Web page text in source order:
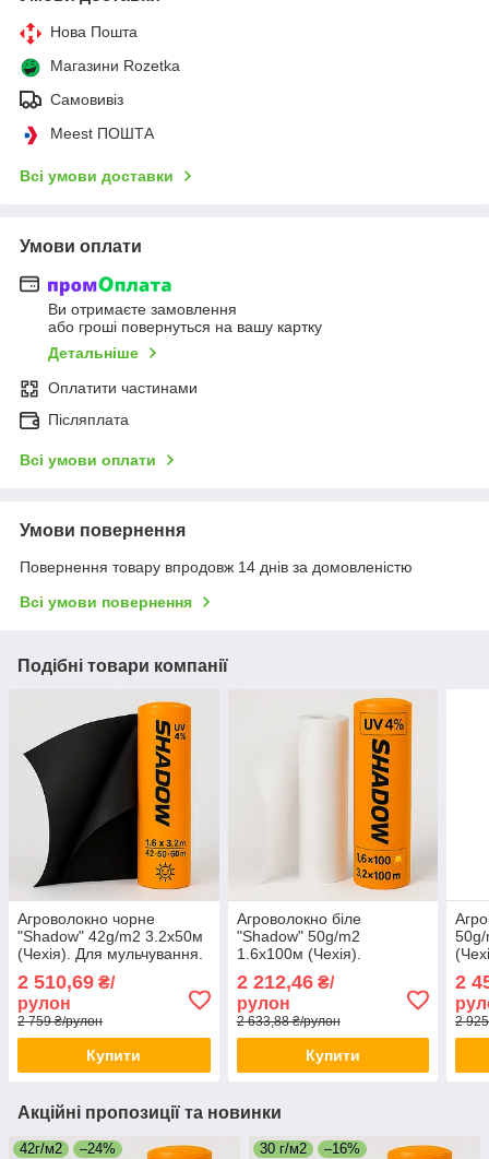
Нова Пошта
Магазини Rozetka
Самовивіз
Meest ПОШТА
Всі умови доставки
Умови оплати
Ви отримаєте замовлення
або гроші повернуться на вашу картку
Детальніше
Оплатити частинами
Післяплата
Всі умови оплати
Умови повернення
Повернення товару впродовж 14 днів за домовленістю
Всі умови повернення
Подібні товари компанії
Агроволокно чорне
"Shadow" 42g/m2 3.2х50м
(Чехія). Для мульчування.
2 510,69 ₴/
рулон
2 759 ₴/рулон
Купити
Агроволокно біле
"Shadow" 50g/m2
1.6х100м (Чехія).
2 212,46₴/
рулон
2 633,88 ₴/рулон
Купити
2
2
Акційні пропозиції та новинки
42г/м2 –24% 30 г/м2 –16%